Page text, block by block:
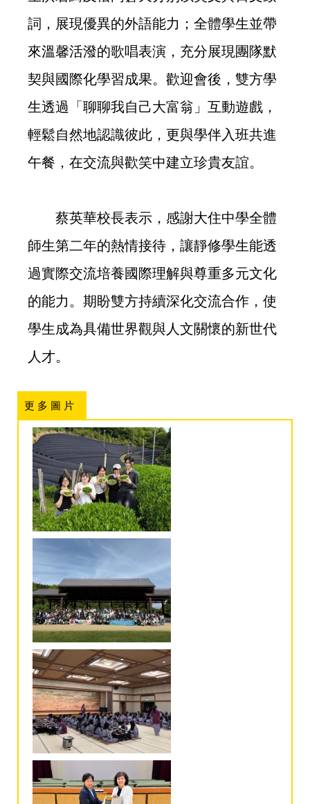
詞，展現優異的外語能力；全體學生並帶
來溫馨活潑的歌唱表演，充分展現團隊默
契與國際化學習成果。歡迎會後，雙方學
生透過「聊聊我自己大富翁」互動遊戲，
輕鬆自然地認識彼此，更與學伴入班共進
午餐，在交流與歡笑中建立珍貴友誼。
蔡英華校長表示，感謝大住中學全體
師生第二年的熱情接待，讓靜修學生能透
過實際交流培養國際理解與尊重多元文化
的能力。期盼雙方持續深化交流合作，使
學生成為具備世界觀與人文關懷的新世代
人才。
更 多 圖 片